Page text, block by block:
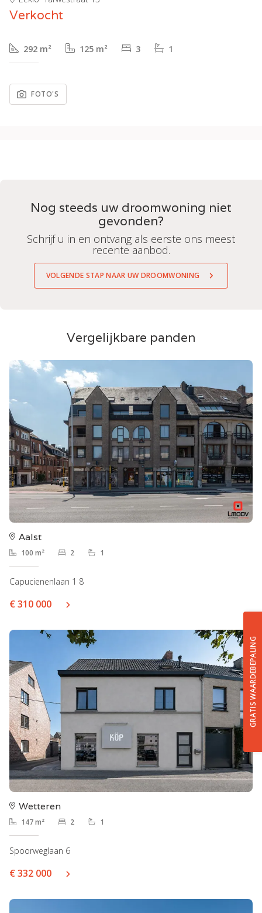
GRATIS WAARDEBEPALING
Verkocht
292 m² 125 m² 3 1
FOTO'S
Nog steeds uw droomwoning niet
gevonden?
Schrijf u in en ontvang als eerste ons meest
recente aanbod.
VOLGENDE STAP NAAR UW DROOMWONING
Vergelijkbare panden
Aalst
100 m² 2 1
Capucienenlaan 1 8
€ 310 000
Wetteren
147 m² 2 1
Spoorweglaan 6
€ 332 000